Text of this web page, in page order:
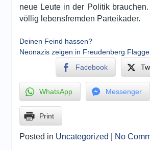
neue Leute in der Politik
völlig lebensfremden Parteikader.
Deinen Feind hassen?
Neonazis zeigen in Freudenberg Flagge
Facebook
WhatsApp Messenger
Print
Posted in Uncategorized No